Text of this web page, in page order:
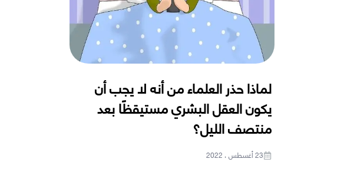
لماذا حذر العلماء من أنه لا يجب أن
يكون العقل البشري مستيقظًا بعد
منتصف الليل؟
23 أغسطس ، 2022